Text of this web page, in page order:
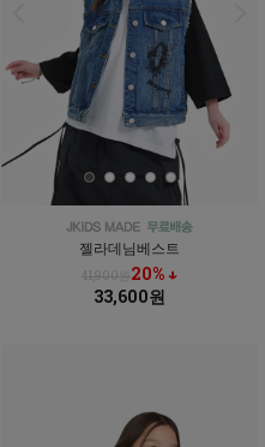
젤라데님베스트
41,900원20% ↓
33,600원